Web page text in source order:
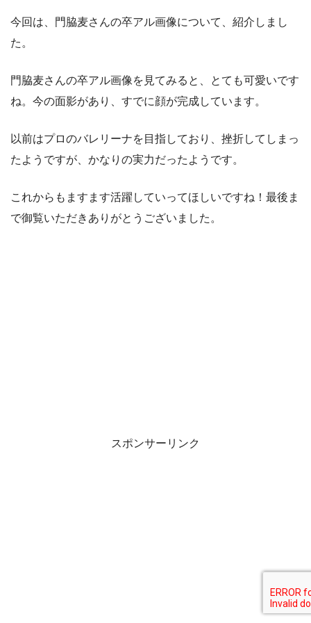
今回は、門脇麦さんの卒アル画像について、紹介しまし
た。
門脇麦さんの卒アル画像を見てみると、とても可愛いです
ね。今の面影があり、すでに顔が完成しています。
以前はプロのバレリーナを目指しており、挫折してしまっ
たようですが、かなりの実力だったようです。
これからもますます活躍していってほしいですね！最後ま
で御覧いただきありがとうございました。
スポンサーリンク